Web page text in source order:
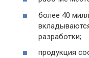
более 40
разработки;
продукция